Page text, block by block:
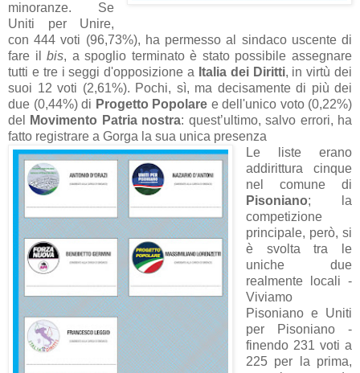
minoranze. Se
Uniti per Unire,
con 444 voti (96,73%), ha permesso al sindaco uscente di
fare ilbis, a spoglio terminato è stato possibile assegnare
tutti e tre i seggi d'opposizione a Italia dei Diritti, in virtù dei
suoi 12 voti (2,61%). Pochi, sì, ma decisamente di più dei
due (0,44%) di Progetto Popolare e dell'unico voto (0,22%)
del
Movimento Patria nostra: quest’ultimo, salvo errori, ha
fatto registrare a Gorga la sua unica presenza
Le liste erano
addirittura cinque
nel comune di
Pisoniano; la
competizione
principale, però, si
è svolta tra le
uniche due
realmente locali -
Viviamo
Pisoniano e Uniti
per Pisoniano -
finendo 231 voti a
225 per la prima,